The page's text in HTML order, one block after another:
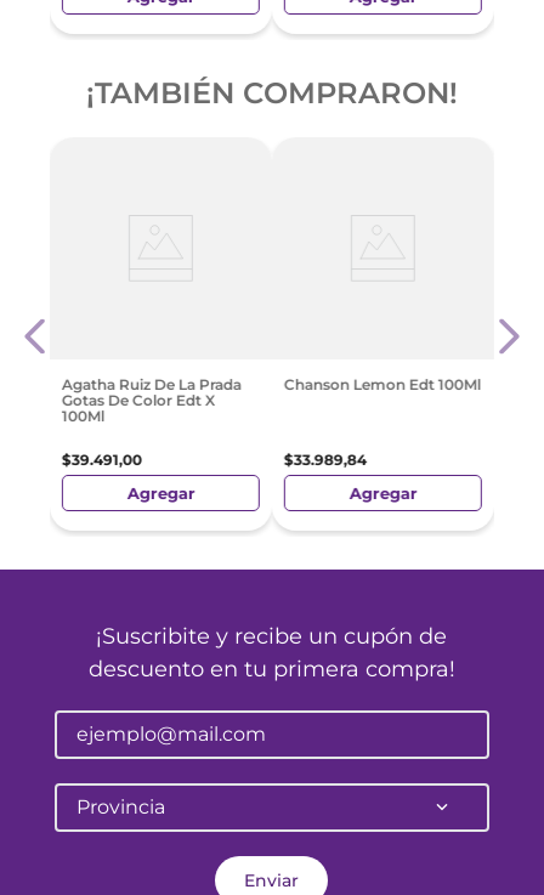
¡TAMBIÉN COMPRARON!
Agatha Ruiz De La Prada
Gotas De Color Edt X
100Ml
$39.491,00
Agregar
Chanson Lemon Edt 100Ml
$33.989,84
Agregar
¡Suscribite y recibe un cupón de
descuento en tu primera compra!
Provincia
Enviar